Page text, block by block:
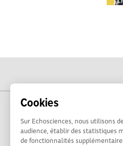
Cookies
Sur Echosciences, nous utilisons
audience, établir des statistiques
de fonctionnalités